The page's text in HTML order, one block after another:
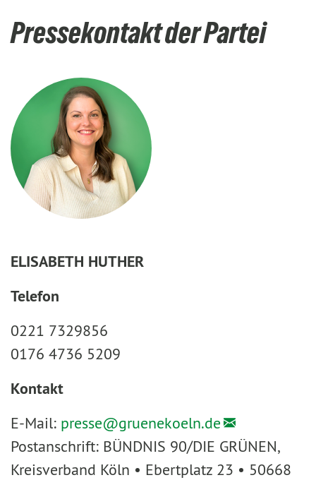
Pressekontakt der Partei
ELISABETH HUTHER
Telefon
0221 7329856
0176 4736 5209
Kontakt
E-Mail: presse@gruenekoeln.de
Postanschrift: BÜNDNIS 90/DIE GRÜNEN,
Kreisverband Köln • Ebertplatz 23 • 50668